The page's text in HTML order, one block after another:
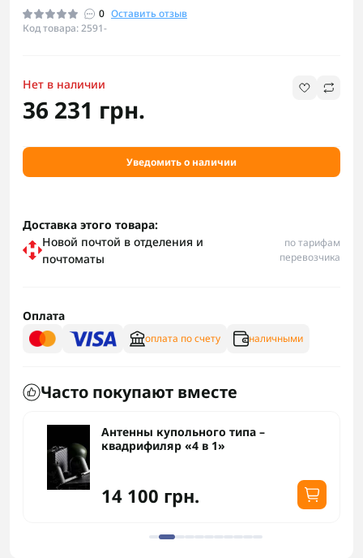
0 Оставить отзыв
Код товара: 2591-
Нет в наличии
36 231 грн.
Уведомить о наличии
Доставка этого товара:
Новой почтой в отделения и
почтоматы
по тарифам
перевозчика
Оплата
оплата по счету наличными
Часто покупают вместе
Антенны купольного типа –
квадрифиляр «4 в 1»
14 100 грн.